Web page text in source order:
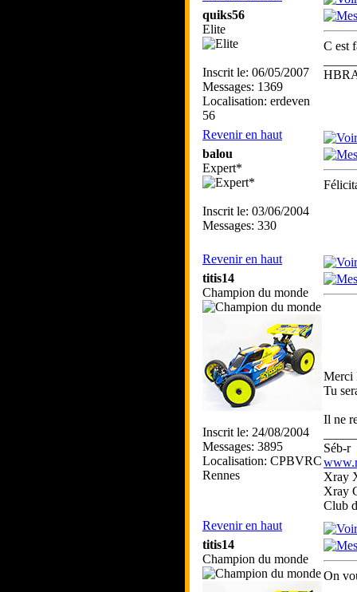
quiks56
Elite
Inscrit le: 06/05/2007
Messages: 1369
Localisation: erdeven
56
C est
Revenir en haut
balou
Expert*
Inscrit le: 03/06/2004
Messages: 330
Revenir en haut
titis14
Champion du monde
Inscrit le: 24/08/2004
Messages: 3895
Localisation: CPBVRC
Rennes
Merci
Tu
Il ne
Séb-r
Xray
Xray
Club
Revenir en haut
titis14
Champion du monde
On